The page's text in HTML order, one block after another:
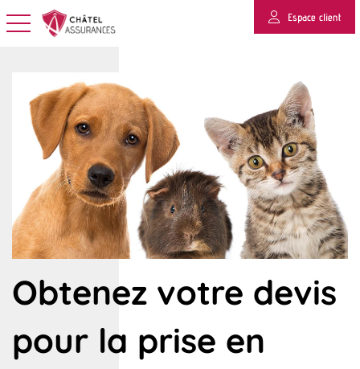
Espace client
Basculer la navigation
Obtenez votre devis
pour la prise en